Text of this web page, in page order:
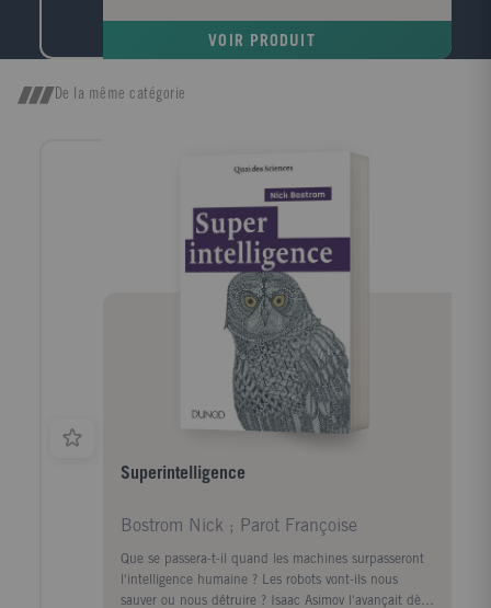
l'image d'un vieux robinier tortueux qui me vient à
souffle toujours dans la même direction ; l'écorce est
VOIR PRODUIT
De la même catégorie
Superintelligence
Bostrom Nick ; Parot Françoise
Que se passera-t-il quand les machines surpasseront
l'intelligence humaine ? Les robots vont-ils nous
sauver ou nous détruire ? Isaac Asimov l'avançait dès